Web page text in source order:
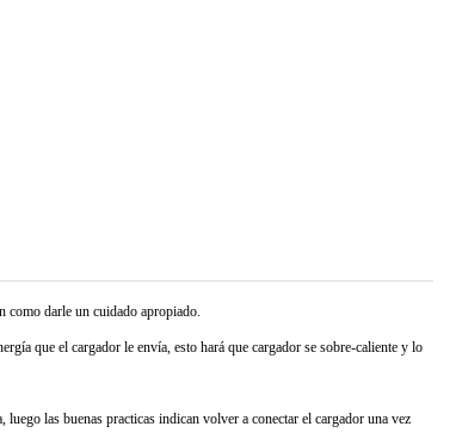
como darle un cuidado apropiado.
que el cargador le envía, esto hará que cargador se sobre-caliente y lo
luego las buenas practicas indican volver a conectar el cargador una vez